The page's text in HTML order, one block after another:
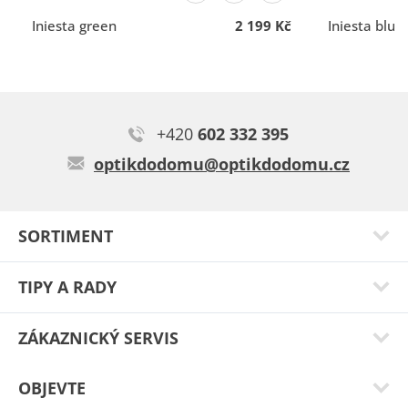
Jsou super jedine optik do domu 👍😊
Iniesta green 2 199 Kč Iniesta blue
SORTIMENT
TIPY A RADY
ZÁKAZNICKÝ SERVIS
OBJEVTE
+420 602 332 395
optikdodomu@optikdodomu.cz